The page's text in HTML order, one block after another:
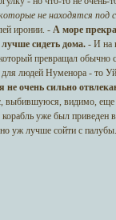
не находятся под
иронии. -А море
лучше сидеть дома.- И на
превращал обычно
людей Нуменора - то
не очень сильно
выбившуюся, видимо, еще
уже был приведен
уж лучше сойти с